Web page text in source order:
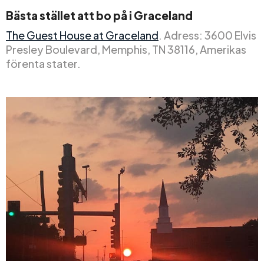
Bästa stället att bo på i Graceland
The Guest House at Graceland. Adress: 3600 Elvis
Presley Boulevard, Memphis, TN 38116, Amerikas
förenta stater.